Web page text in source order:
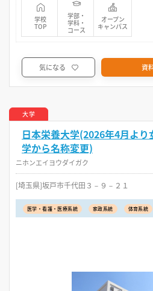
学校
TOP
学部・
学科・
コース
オープン
キャンパス
気になる 資
大学
日本栄養大学(2026年4月より
学から名称変更)
ニホンエイヨウダイガク
[埼玉県]坂戸市千代田３－９－２１
医学・看護・医療系統 家政系統 体育系統